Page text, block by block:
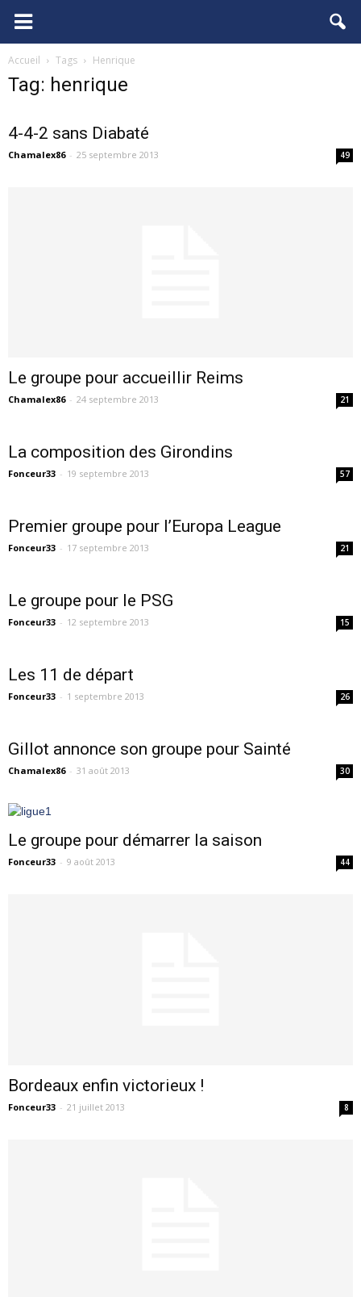
FCGB.net
Accueil Tags Henrique
Tag: henrique
4-4-2 sans Diabaté
Chamalex86 - 25 septembre 2013 49
Le groupe pour accueillir Reims
Chamalex86 - 24 septembre 2013 21
La composition des Girondins
Fonceur33 - 19 septembre 2013 57
Premier groupe pour l’Europa League
Fonceur33 - 17 septembre 2013 21
Le groupe pour le PSG
Fonceur33 - 12 septembre 2013 15
Les 11 de départ
Fonceur33 - 1 septembre 2013 26
Gillot annonce son groupe pour Sainté
Chamalex86 - 31 août 2013 30
Le groupe pour démarrer la saison
Fonceur33 - 9 août 2013 44
Bordeaux enfin victorieux !
Fonceur33 - 21 juillet 2013 8